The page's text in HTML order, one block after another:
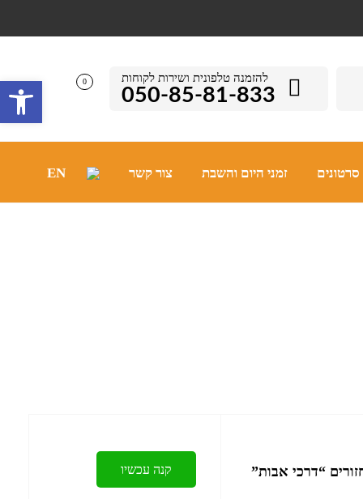
להזמנה טלפונית ושירות לקוחות
050-85-81-833
0
סרטונים זמני היום והשבת צור קשר EN
קנה עכשיו
“דרכי אבות”
פתח